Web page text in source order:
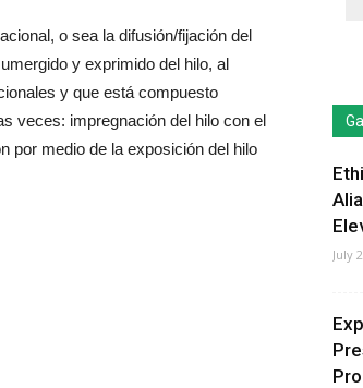
o sea la difusión/fijación del
y exprimido del hilo, al
y que está compuesto
veces: impregnación del hilo con el
por medio de la exposición del hilo
July